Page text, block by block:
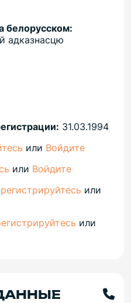
белорусском:
адказнасцю
31.03.1994
или Войдите
или Войдите
или
или